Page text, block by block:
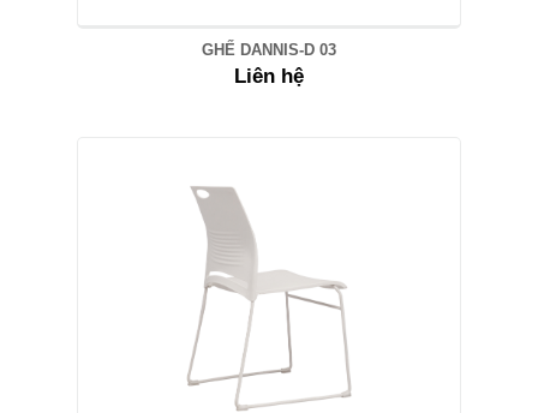
GHẾ DANNIS-D 03
Liên hệ